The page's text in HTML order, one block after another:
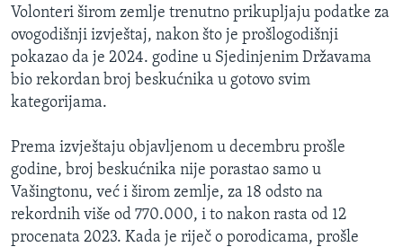
Volonteri širom zemlje trenutno prikupljaju podatke za
ovogodišnji izvještaj, nakon što je prošlogodišnji
pokazao da je 2024. godine u Sjedinjenim Državama
bio rekordan broj beskućnika u gotovo svim
kategorijama.
Prema izvještaju objavljenom u decembru prošle
godine, broj beskućnika nije porastao samo u
Vašingtonu, već i širom zemlje, za 18 odsto na
rekordnih više od 770.000, i to nakon rasta od 12
procenata 2023. Kada je riječ o porodicama, prošle